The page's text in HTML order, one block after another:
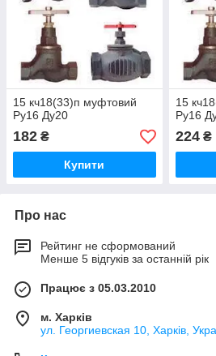
15 кч18(33)п муфтовий
Ру16 Ду20
182 ₴
Купити
15
Ру16
224₴
Про нас
Рейтинг не сформований
Менше 5 відгуків за останній рік
Працює з 05.03.2010
м. Харків
ул. Георгиевская 10, Харків,